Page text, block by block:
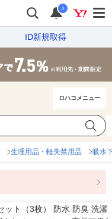
i
ID新規取得
ロハコメニュー
生理用品・軽失禁用品 吸水